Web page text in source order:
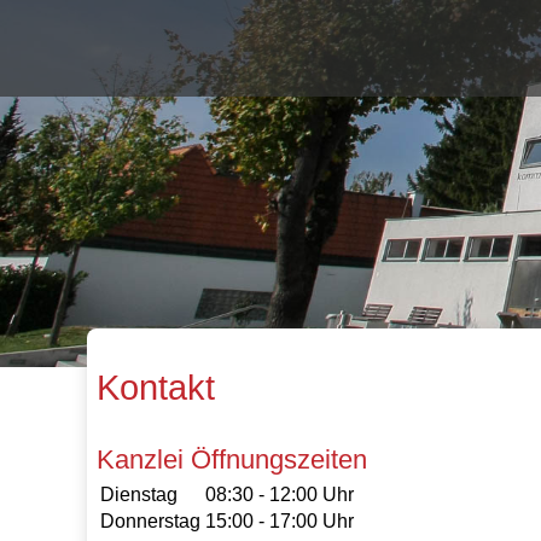
Kontakt
Kanzlei Öffnungszeiten
Dienstag
08:30 - 12:00 Uhr
Donnerstag 15:00 - 17:00 Uhr